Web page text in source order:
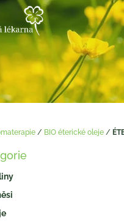
/ BIO éterické oleje /